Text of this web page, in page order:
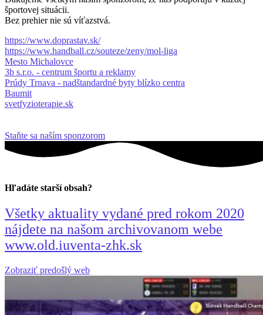
športovej situácii.
Bez prehier nie sú víťazstvá.
https://www.doprastav.sk/
https://www.handball.cz/souteze/zeny/mol-liga
Mesto Michalovce
3b s.r.o. - centrum športu a reklamy
Prúdy Trnava - nadštandardné byty blízko centra
Baumit
svetfyzioterapie.sk
Staňte sa naším sponzorom
Hľadáte starší obsah?
Všetky aktuality vydané pred rokom 2020
nájdete na našom archivovanom webe
www.old.iuventa-zhk.sk
Zobraziť predošlý web